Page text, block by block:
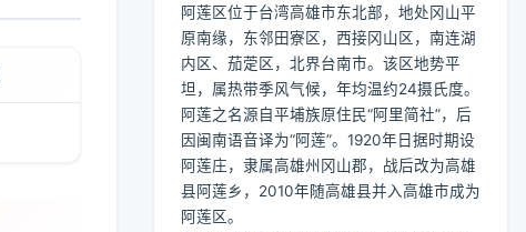
阿莲区位于台湾高雄市东北部，地处冈山平
原南缘，东邻田寮区，西接冈山区，南连湖
内区、茄萣区，北界台南市。该区地势平
坦，属热带季风气候，年均温约24摄氏度。
阿莲之名源自平埔族原住民“阿里简社”，后
因闽南语音译为“阿莲”。1920年日据时期设
阿莲庄，隶属高雄州冈山郡，战后改为高雄
县阿莲乡，2010年随高雄县并入高雄市成为
阿莲区。